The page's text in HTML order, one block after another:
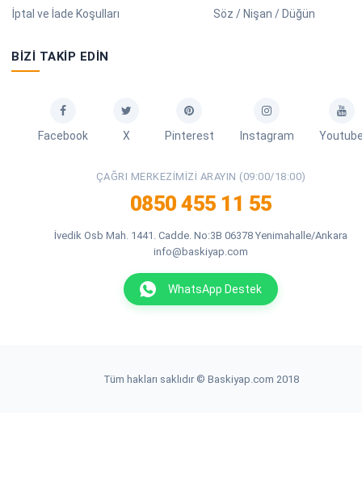
İptal ve İade Koşulları Söz / Nişan / Düğün
BIZI TAKIP EDIN
Facebook X Pinterest Instagram
ÇAĞRI MERKEZIMIZI ARAYIN (09:00/18:00)
0850 455 11 55
İvedik Osb Mah. 1441. Cadde. No:3B 06378 Yenimahalle/Ankara
info@baskiyap.com
WhatsApp Destek
Tüm hakları saklıdır © Baskiyap.com 2018